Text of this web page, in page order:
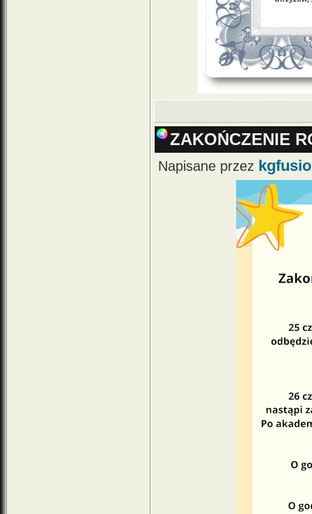
ZAKOŃCZENIE
Napisane przez